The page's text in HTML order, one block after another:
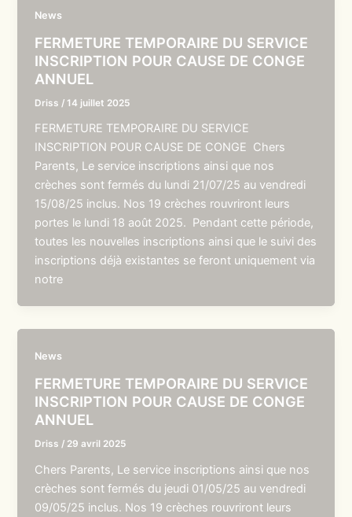
News
FERMETURE TEMPORAIRE DU SERVICE
INSCRIPTION POUR CAUSE DE CONGE
ANNUEL
Driss /14 juillet 2025
FERMETURE TEMPORAIRE DU SERVICE
INSCRIPTION POUR CAUSE DE CONGE Chers
Parents, Le service inscriptions ainsi que nos
crèches sont fermés du lundi 21/07/25 au vendredi
15/08/25 inclus. Nos 19 crèches rouvriront leurs
portes le lundi 18 août 2025. Pendant cette période,
toutes les nouvelles inscriptions ainsi que le suivi des
inscriptions déjà existantes se feront uniquement via
notre
News
FERMETURE TEMPORAIRE DU SERVICE
INSCRIPTION POUR CAUSE DE CONGE
ANNUEL
Driss / 29 avril 2025
Chers Parents, Le service inscriptions ainsi que nos
crèches sont fermés du jeudi 01/05/25 au vendredi
09/05/25 inclus. Nos 19 crèches rouvriront leurs